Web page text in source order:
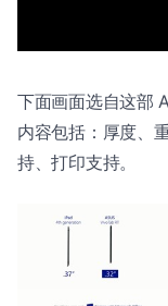
下面画面选自这部
内容包括：厚度、
持、打印支持。